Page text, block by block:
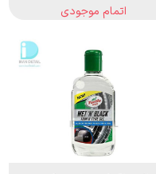
اتمام موجودی